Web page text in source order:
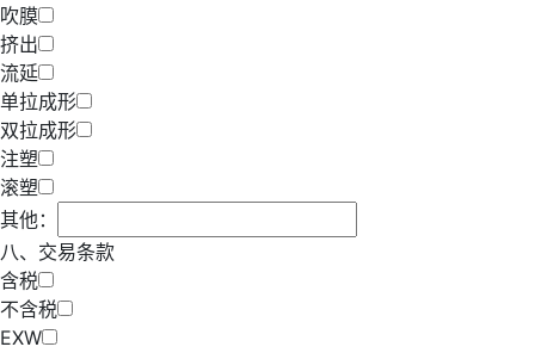
吹膜
挤出
流延
单拉成形
双拉成形
注塑
滚塑
其他：
八、交易条款
含税
不含税
EXW